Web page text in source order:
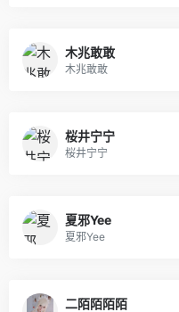
木兆敢敢
木兆敢敢
桜井宁宁
桜井宁宁
夏邪Yee
夏邪Yee
二陌陌陌陌